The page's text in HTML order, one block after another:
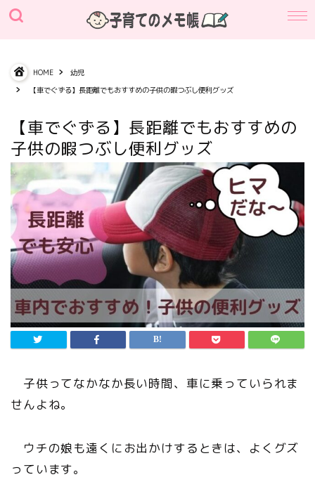
HOME
幼児
【車でぐずる】長距離でもおすすめの子供の暇つぶし便利グッズ
【車でぐずる】長距離でもおすすめの
子供の暇つぶし便利グッズ
子供ってなかなか長い時間、車に乗っていられま
せんよね。
ウチの娘も遠くにお出かけするときは、よくグズ
っています。